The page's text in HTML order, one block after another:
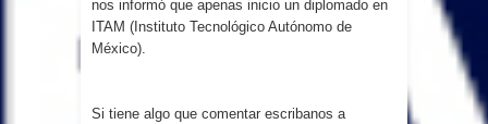
nos informó que apenas inicio un diplomado en
ITAM (Instituto Tecnológico Autónomo de
México).
Si tiene algo que comentar escribanos a